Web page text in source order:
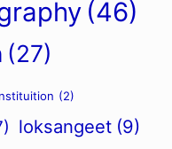
(46)
(27)
(2)
loksangeet (9)